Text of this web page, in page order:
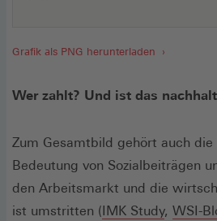
Grafik als PNG herunterladen
Wer zahlt? Und ist das
Zum Gesamtbild gehört auch die
Bedeutung von Sozialbeiträgen
den Arbeitsmarkt und die
ist umstritten (IMK Study, WSI-